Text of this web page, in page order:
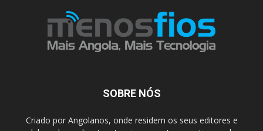
SOBRE NÓS
Criado por Angolanos, onde residem os seus editores e